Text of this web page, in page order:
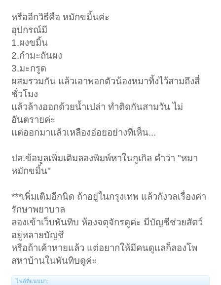
หรืออีกวิธีคือ หมักขมิ้นค่ะ
อุปกรณ์มี
1.ผงขมิ้น
2.กำมะถันผง
3.มะกรูด
ผสมรวมกัน แล้วเอาพอกตัวน้องหมาทิ้งไว้สามถึงสี่
ชั่วโมง
แล้วล้างออกด้วยน้ำเปล่า ทำติดกันสามวัน ไม่
อันตรายค่ะ
แต่ออกมาแล้วเหลืองอ๋อยอย่างที่เห็น...
ปล.ข้อมูลเพิ่มเติมลองพิมพ์หาในกูเกิล คำว่า "หมา
หมักขมิ้น"
***เพิ่มเติมอีกนิด ถ้าอยู่ในกรุงเทพ แล้วกังวลเรื่องค่า
รักษาพยาบาล
ลองเข้าเว็บพันทิบ ห้องจตุจักรดูค่ะ มีบัญชีช่วยสัตว์
อยู่หลายบัญชี
หรือถ้าเค้าหายแล้ว แต่อยากให้มีคนดูแลก็ลองโพ
สหาบ้านในพันทิบดูค่ะ
ไฟล์ที่แนบมา: